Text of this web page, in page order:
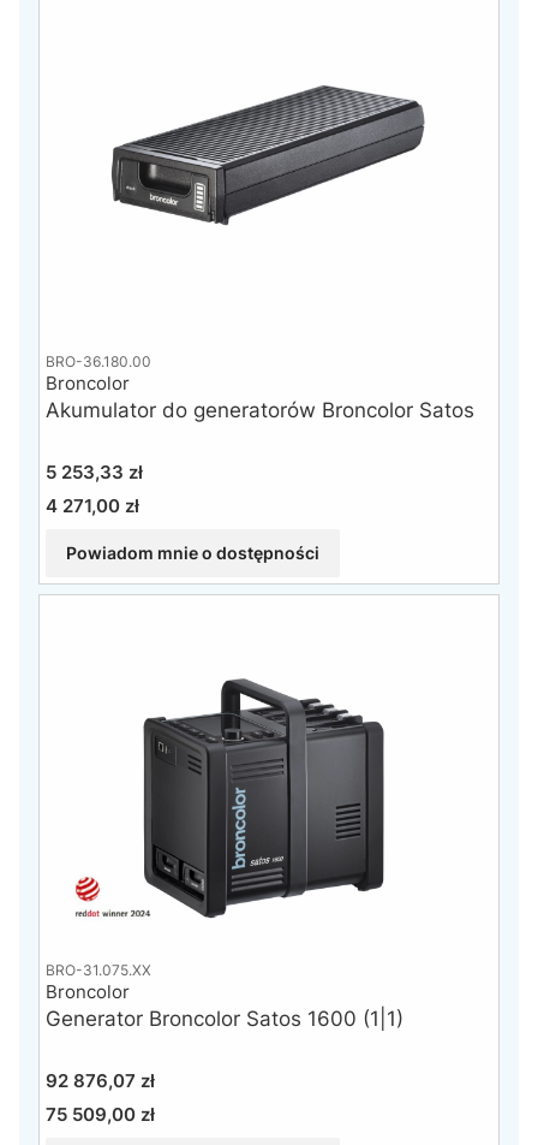
BRO-36.180.00
Akumulator do generatorów Broncolor Satos
Broncolor
Cena
5 253,33 zł
Cena
4 271,00 zł
Powiadom mnie o dostępności
BRO-31.075.XX
Generator Broncolor Satos 1600 (1|1)
Broncolor
Cena
92 876,07 zł
Cena
75 509,00 zł